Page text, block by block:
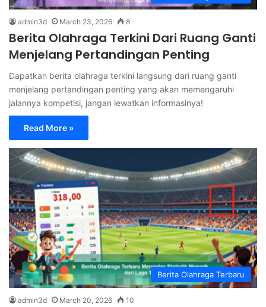
admin3d March 23, 2026 8
Berita Olahraga Terkini Dari Ruang Ganti
Menjelang Pertandingan Penting
Dapatkan berita olahraga terkini langsung dari ruang ganti
menjelang pertandingan penting yang akan memengaruhi
jalannya kompetisi, jangan lewatkan informasinya!
Read More »
Berita Olahraga Terbaru
admin3d March 20, 2026 10